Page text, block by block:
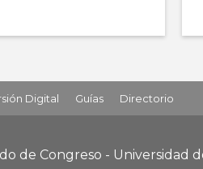
Digital Guías Directorio
de Congreso - Universidad